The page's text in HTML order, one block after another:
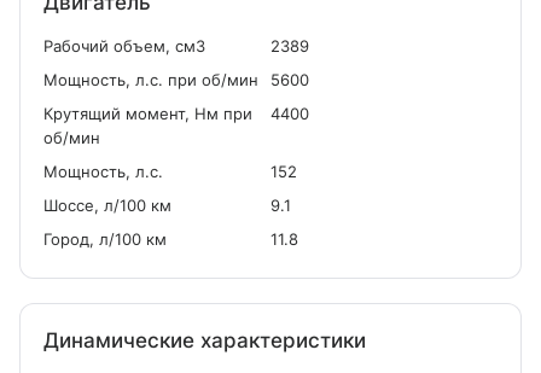
Рабочий объем, см3
2389
Мощность, л.с. при об/мин
5600
Крутящий момент, Нм при
об/мин
4400
Мощность, л.с.
152
Шоссе, л/100 км
9.1
Город, л/100 км
11.8
Динамические характеристики